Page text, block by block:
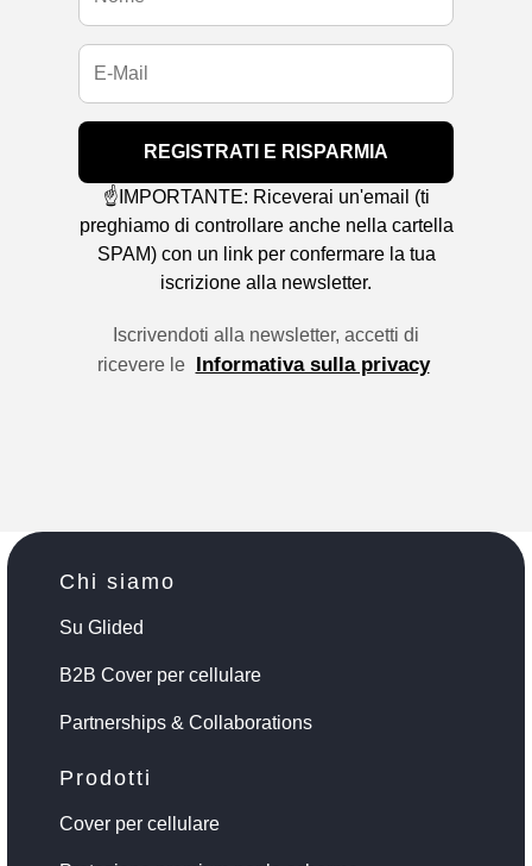
REGISTRATI E RISPARMIA
☝️IMPORTANTE: Riceverai un'email (ti
preghiamo di controllare anche nella cartella
SPAM) con un link per confermare la tua
iscrizione alla newsletter.
Iscrivendoti alla newsletter, accetti di
ricevere le Informativa sulla privacy
Chi siamo
Su Glided
B2B Cover per cellulare
Partnerships & Collaborations
Prodotti
Cover per cellulare